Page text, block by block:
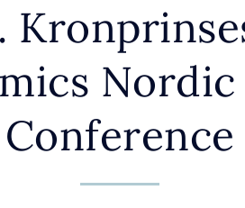
Nordic
Conference